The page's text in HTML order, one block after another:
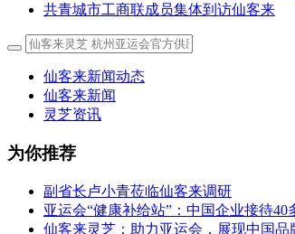
共青城市工商联成员集体到访仙客来
仙客来新闻动态
仙客来新闻
灵芝资讯
为你推荐
副省长卢小青莅临仙客来调研
亚运会“健康补给站”：中国企业接待
仙客来灵芝：助力亚运会，展现中国品